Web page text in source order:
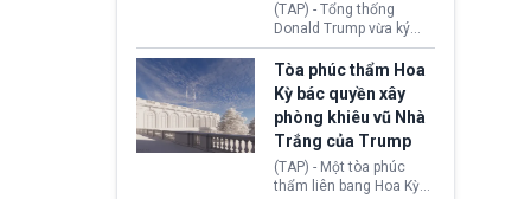
(TAP) - Tổng thống
Donald Trump vừa ký
sắc lệnh áp thuế bổ
sung 15% cùng cơ chế
giá sàn nhập khẩu
nghiêm ngặt đối với
polysilicon và các sản
phẩm hạ nguồn. Quyết
định này nhằm khôi
phục chuỗi cung ứng
Tòa phúc thẩm Hoa
Kỳ bác quyền xây
phòng khiêu vũ Nhà
Trắng của Trump
(TAP) - Một tòa phúc
thẩm liên bang Hoa Kỳ